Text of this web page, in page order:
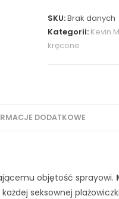
SKU:Brak danych
Kategorii: Kevin
kręcone
DODATKOWE
objętość sprayowi.
seksownej